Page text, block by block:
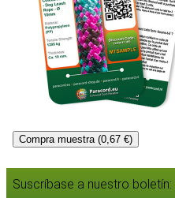
Compra muestra (0,67 €)
Suscríbase a nuestro boletín: